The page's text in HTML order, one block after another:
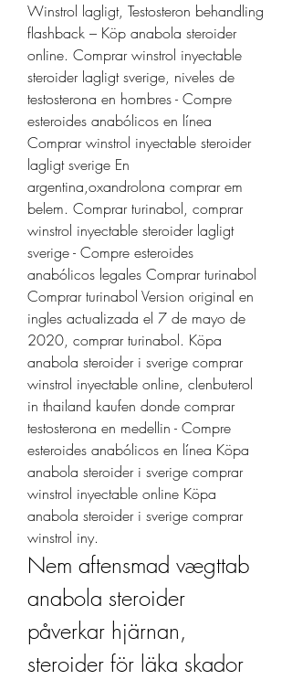
Winstrol lagligt, Testosteron behandling
flashback – Köp anabola steroider
online. Comprar winstrol inyectable
steroider lagligt sverige, niveles de
testosterona en hombres - Compre
esteroides anabólicos en línea
Comprar winstrol inyectable steroider
lagligt sverige En
argentina,oxandrolona comprar em
belem. Comprar turinabol, comprar
winstrol inyectable steroider lagligt
sverige - Compre esteroides
anabólicos legales Comprar turinabol
Comprar turinabol Version original en
ingles actualizada el 7 de mayo de
2020, comprar turinabol. Köpa
anabola steroider i sverige comprar
winstrol inyectable online, clenbuterol
in thailand kaufen donde comprar
testosterona en medellin - Compre
esteroides anabólicos en línea Köpa
anabola steroider i sverige comprar
winstrol inyectable online Köpa
anabola steroider i sverige comprar
winstrol iny.
Nem aftensmad vægttab
anabola steroider
påverkar hjärnan,
steroider för läka skador